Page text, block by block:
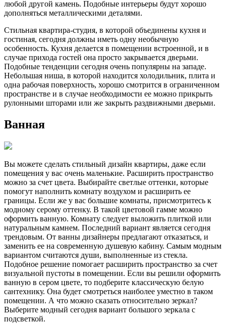
любой другой камень. Подобные интерьеры будут хорошо
дополняться металлическими деталями.
Стильная квартира-студия, в которой объединены кухня и
гостиная, сегодня должны иметь одну необычную
особенность. Кухня делается в помещении встроенной, и в
случае прихода гостей она просто закрывается дверьми.
Подобные тенденции сегодня очень популярны на западе.
Небольшая ниша, в которой находится холодильник, плита и
одна рабочая поверхность, хорошо смотрится в ограниченном
пространстве и в случае необходимости ее можно прикрыть
рулонными шторами или же закрыть раздвижными дверьми.
Ванная
Вы можете сделать стильный дизайн квартиры, даже если
помещения у вас очень маленькие. Расширить пространство
можно за счет цвета. Выбирайте светлые оттенки, которые
помогут наполнить комнату воздухом и расширить ее
границы. Если же у вас большие комнаты, присмотритесь к
модному серому оттенку. В такой цветовой гамме можно
оформить ванную. Комнату следует выложить плиткой или
натуральным камнем. Последний вариант является сегодня
трендовым. От ванны дизайнеры предлагают отказаться, и
заменить ее на современную душевую кабину. Самым модным
вариантом считаются души, выполненные из стекла.
Подобное решение помогает расширить пространство за счет
визуальной пустоты в помещении. Если вы решили оформить
ванную в сером цвете, то подберите классическую белую
сантехнику. Она будет смотреться наиболее уместно в таком
помещении. А что можно сказать относительно зеркал?
Выберите модный сегодня вариант большого зеркала с
подсветкой.